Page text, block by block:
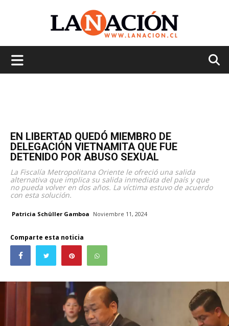
EN LIBERTAD QUEDÓ MIEMBRO DE
DELEGACIÓN VIETNAMITA QUE FUE
DETENIDO POR ABUSO SEXUAL
La Fiscalía Metropolitana Oriente le ofreció una salida
alternativa que implica su salida inmediata del país y que
no pueda volver en dos años. La víctima estuvo de acuerdo
con esta solución.
Patricia Schüller Gamboa Noviembre 11, 2024
Comparte esta noticia